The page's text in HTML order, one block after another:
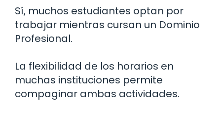
Sí, muchos estudiantes optan por
trabajar mientras cursan un Dominio
Profesional.
La flexibilidad de los horarios en
muchas instituciones permite
compaginar ambas actividades.